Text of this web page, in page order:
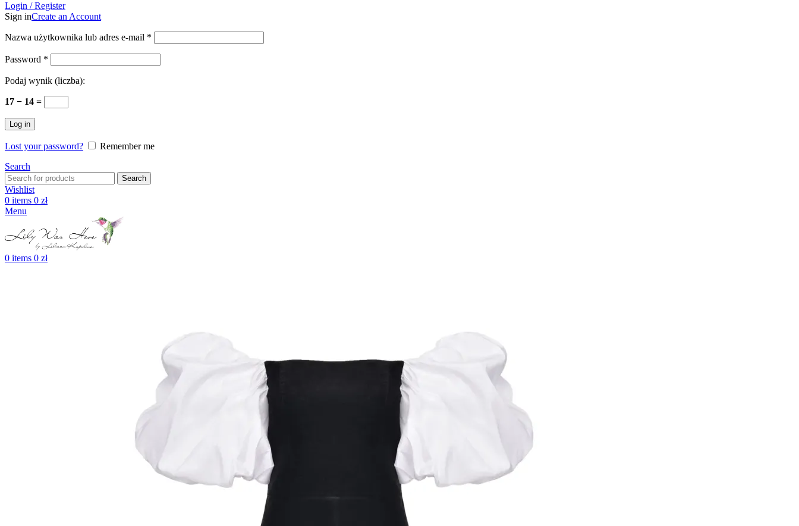
Login / Register
Sign inCreate an Account
Nazwa użytkownika lub adres e-mail *
Password *
Podaj wynik (liczba):
17 − 14 =
Log in
Lost your password?
Remember me
Search
Search
Wishlist
0 items 0 zł
Menu
0 items 0 zł